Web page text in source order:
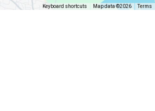
Keyboard shortcuts Map data ©2026 Terms